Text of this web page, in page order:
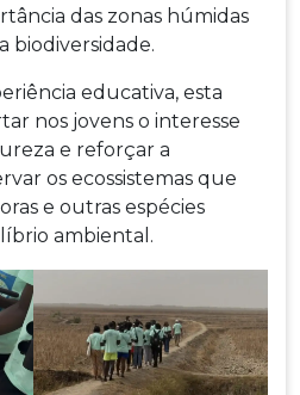
das zonas húmidas
biodiversidade.
educativa, esta
nos jovens o interesse
e reforçar a
os ecossistemas que
e outras espécies
ambiental.